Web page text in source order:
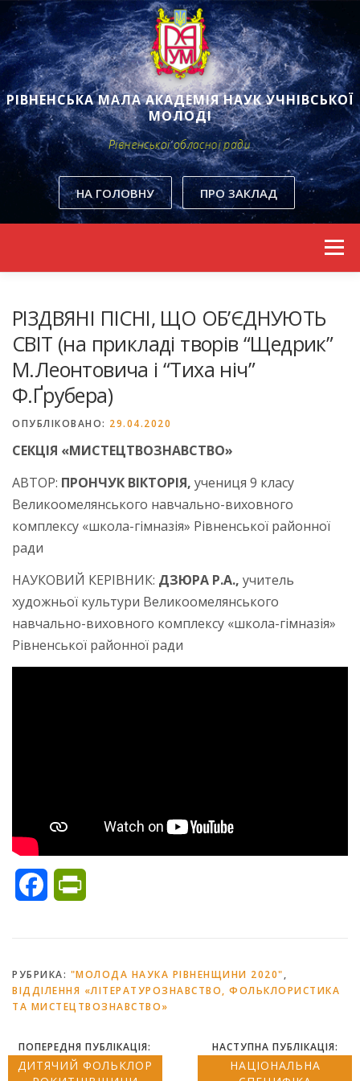
РІВНЕНСЬКА МАЛА АКАДЕМІЯ НАУК УЧНІВСЬКОЇ
МОЛОДІ
Рівненської обласної ради
НА ГОЛОВНУ ПРО ЗАКЛАД
Menu
РІЗДВЯНІ ПІСНІ, ЩО ОБ’ЄДНУЮТЬ
СВІТ (на прикладі творів “Щедрик”
М.Леонтовича і “Тиха ніч”
Ф.Ґрубера)
ОПУБЛІКОВАНО: 29.04.2020
СЕКЦІЯ «МИСТЕЦТВОЗНАВСТВО»
АВТОР: ПРОНЧУК ВІКТОРІЯ, учениця 9 класу
Великоомелянського навчально-виховного
комплексу «школа-гімназія» Рівненської районної
ради
НАУКОВИЙ КЕРІВНИК: ДЗЮРА Р.А., учитель
художньої культури Великоомелянського
навчально-виховного комплексу «школа-гімназія»
Рівненської районної ради
Facebook
РУБРИКА: "МОЛОДА НАУКА РІВНЕНЩИНИ 2020",
ВІДДІЛЕННЯ «ЛІТЕРАТУРОЗНАВСТВО, ФОЛЬКЛОРИСТИКА
ТА МИСТЕЦТВОЗНАВСТВО»
ПОПЕРЕДНЯ ПУБЛІКАЦІЯ:
ДИТЯЧИЙ ФОЛЬКЛОР
НАСТУПНА ПУБЛІКАЦІЯ:
НАЦІОНАЛЬНА